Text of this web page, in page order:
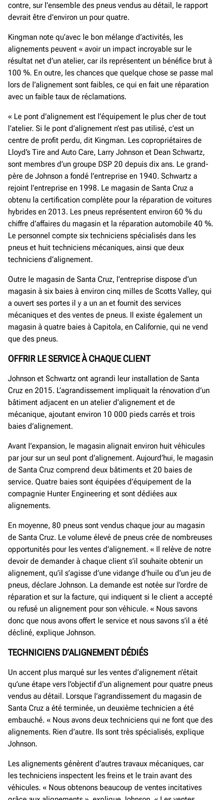
contre, sur l’ensemble des pneus vendus au détail, le rapport
devrait être d’environ un pour quatre.
Kingman note qu’avec le bon mélange d’activités, les
alignements peuvent « avoir un impact incroyable sur le
résultat net d’un atelier, car ils représentent un bénéfice brut à
100 %. En outre, les chances que quelque chose se passe mal
lors de l’alignement sont faibles, ce qui en fait une réparation
avec un faible taux de réclamations.
« Le pont d’alignement est l’équipement le plus cher de tout
l’atelier. Si le pont d’alignement n’est pas utilisé, c’est un
centre de profit perdu, dit Kingman. Les copropriétaires de
Lloyd’s Tire and Auto Care, Larry Johnson et Dean Schwartz,
sont membres d’un groupe DSP 20 depuis dix ans. Le grand-
père de Johnson a fondé l’entreprise en 1940. Schwartz a
rejoint l’entreprise en 1998. Le magasin de Santa Cruz a
obtenu la certification complète pour la réparation de voitures
hybrides en 2013. Les pneus représentent environ 60 % du
chiffre d’affaires du magasin et la réparation automobile 40 %.
Le personnel compte six techniciens spécialisés dans les
pneus et huit techniciens mécaniques, ainsi que deux
techniciens d’alignement.
Outre le magasin de Santa Cruz, l’entreprise dispose d’un
magasin à six baies à environ cinq milles de Scotts Valley, qui
a ouvert ses portes il y a un an et fournit des services
mécaniques et des ventes de pneus. Il existe également un
magasin à quatre baies à Capitola, en Californie, qui ne vend
que des pneus.
OFFRIR LE SERVICE À CHAQUE CLIENT
Johnson et Schwartz ont agrandi leur installation de Santa
Cruz en 2015. L’agrandissement impliquait la rénovation d’un
bâtiment adjacent en un atelier d’alignement et de
mécanique, ajoutant environ 10 000 pieds carrés et trois
baies d’alignement.
Avant l’expansion, le magasin alignait environ huit véhicules
par jour sur un seul pont d’alignement. Aujourd’hui, le magasin
de Santa Cruz comprend deux bâtiments et 20 baies de
service. Quatre baies sont équipées d’équipement de la
compagnie Hunter Engineering et sont dédiées aux
alignements.
En moyenne, 80 pneus sont vendus chaque jour au magasin
de Santa Cruz. Le volume élevé de pneus crée de nombreuses
opportunités pour les ventes d’alignement. « Il relève de notre
devoir de demander à chaque client s’il souhaite obtenir un
alignement, qu’il s’agisse d’une vidange d’huile ou d’un jeu de
pneus, déclare Johnson. La demande est notée sur l’ordre de
réparation et sur la facture, qui indiquent si le client a accepté
ou refusé un alignement pour son véhicule. « Nous savons
donc que nous avons offert le service et nous savons s’il a été
décliné, explique Johnson.
TECHNICIENS D’ALIGNEMENT DÉDIÉS
Un accent plus marqué sur les ventes d’alignement n’était
qu’une étape vers l’objectif d’un alignement pour quatre pneus
vendus au détail. Lorsque l’agrandissement du magasin de
Santa Cruz a été terminée, un deuxième technicien a été
embauché. « Nous avons deux techniciens qui ne font que des
alignements. Rien d’autre. Ils sont très spécialisés, explique
Johnson.
Les alignements génèrent d’autres travaux mécaniques, car
les techniciens inspectent les freins et le train avant des
véhicules. « Nous obtenons beaucoup de ventes incitatives